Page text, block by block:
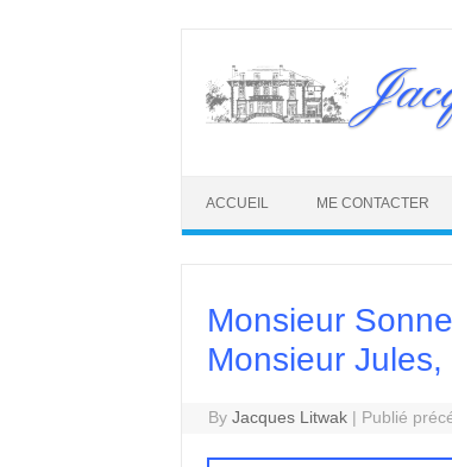
content
ACCUEIL ME CONTACTER
Monsieur
Monsieur
ByJacques Litwak | Publié